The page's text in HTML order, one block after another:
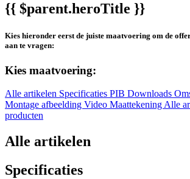
{{ $parent.heroTitle }}
Kies hieronder eerst de juiste maatvoering om de
aan te vragen:
Kies maatvoering:
Alle artikelen Specificaties PIB Downloads
Montage afbeelding Video MaattekeningAlle
producten
Alle artikelen
Specificaties